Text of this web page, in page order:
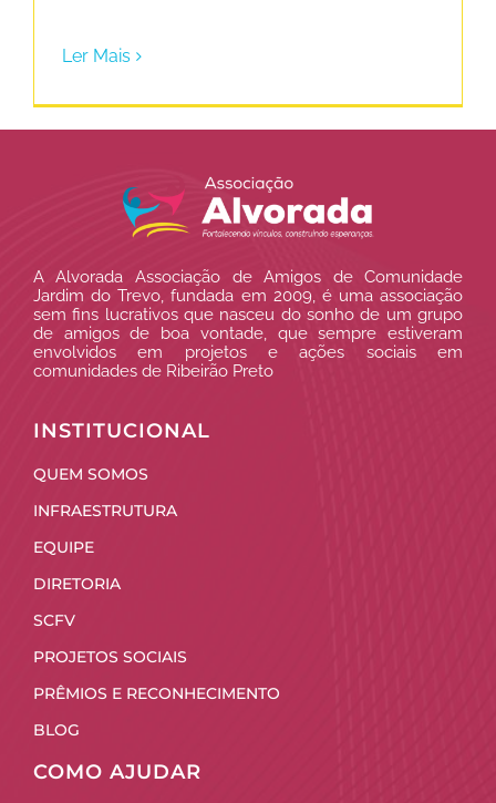
Ler Mais
A Alvorada Associação de Amigos de Comunidade
Jardim do Trevo, fundada em 2009, é uma associação
sem fins lucrativos que nasceu do sonho de um grupo
de amigos de boa vontade, que sempre estiveram
envolvidos em projetos e ações sociais em
comunidades de Ribeirão Preto
INSTITUCIONAL
QUEM SOMOS
INFRAESTRUTURA
EQUIPE
DIRETORIA
SCFV
PROJETOS SOCIAIS
PRÊMIOS E RECONHECIMENTO
BLOG
COMO AJUDAR